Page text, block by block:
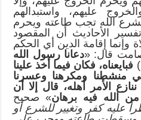
عليهم، واستبدالهم
الله تجب طاعته ويحرم
الأحاديث أن المقصود
إقامة الدين أي الحكم
قال: «دعانا رسول الله
فبايعناه، فكان فيما أخذ علينا
منشطنا ومكرهنا وعسرنا
الأمر أهله، قال إلا أن
الله فيه برهان» صحيح
عليه كفر وتغيير للشرع أو